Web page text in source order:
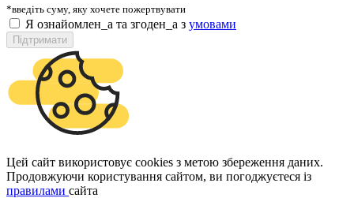
*введіть суму, яку хочете пожертвувати
Я ознайомлен_а та згоден_а з умовами
Підтримати
Цей сайт використовує cookies з метою збереження даних.
Продовжуючи користування сайтом, ви погоджуєтеся із
правилами сайта